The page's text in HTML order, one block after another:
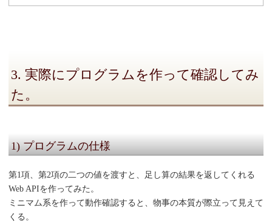
3. 実際にプログラムを作って確認してみ
た。
1) プログラムの仕様
第1項、第2項の二つの値を渡すと、足し算の結果を返してくれる
Web APIを作ってみた。
ミニマム系を作って動作確認すると、物事の本質が際立って見えて
くる。